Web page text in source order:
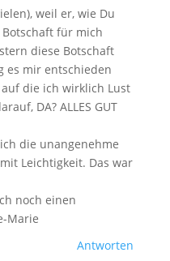
weil er, wie Du
für mich
diese Botschaft
es mir entschieden
die ich wirklich Lust
DA? ALLES GUT
die unangenehme
Leichtigkeit. Das war
noch einen
Marie
Antworten